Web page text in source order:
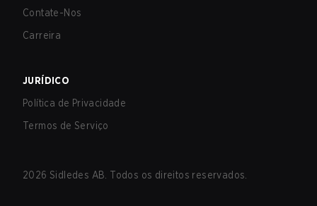
Contate-Nos
Carreira
JURÍDICO
Política de Privacidade
Termos de Serviço
2026 Sidledes AB. Todos os direitos reservados.